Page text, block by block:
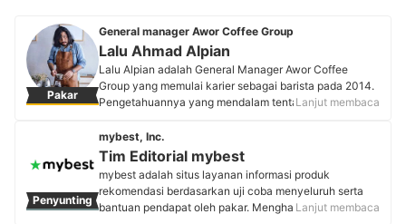
Pakar
General manager Awor Coffee Group
Lalu Ahmad Alpian
Lalu Alpian adalah General Manager Awor Coffee
Group yang memulai karier sebagai barista pada 2014.
Pengetahuannya yang mendalam tentang kopi dan
bahwa kedai kopi merupakan sebuah kultur dan bukan
sekadar tempat transaksi. Pengalaman dan
keahliannya menjadikan Lalu sebagai praktisi F&B
yang memahami aspek bisnis sekaligus nilai sosial di
balik secangkir kopi. Kedai kopi yang dikelolanya telah
memiliki cabang di Yogyakarta, Jawa Tengah, dan
Lanjut membaca
Penyunting
mybest, Inc.
Tim Editorial mybest
mybest adalah situs layanan informasi produk
rekomendasi berdasarkan uji coba menyeluruh serta
bantuan pendapat oleh pakar. Menghasilkan konten
Lanjut membaca